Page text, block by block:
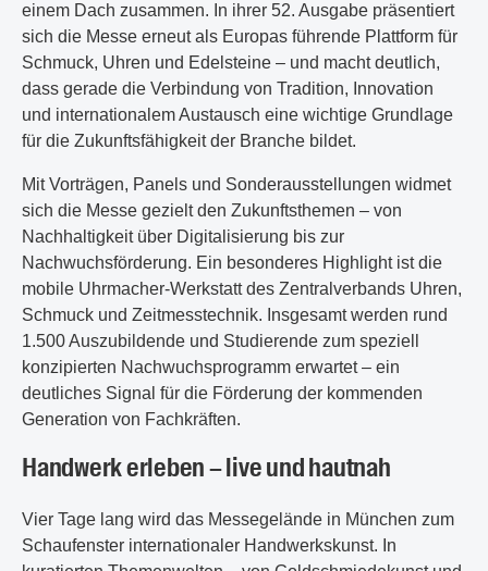
einem Dach zusammen. In ihrer 52. Ausgabe präsentiert
sich die Messe erneut als Europas führende Plattform für
Schmuck, Uhren und Edelsteine – und macht deutlich,
dass gerade die Verbindung von Tradition, Innovation
und internationalem Austausch eine wichtige Grundlage
für die Zukunftsfähigkeit der Branche bildet.
Mit Vorträgen, Panels und Sonderausstellungen widmet
sich die Messe gezielt den Zukunftsthemen – von
Nachhaltigkeit über Digitalisierung bis zur
Nachwuchsförderung. Ein besonderes Highlight ist die
mobile Uhrmacher-Werkstatt des Zentralverbands Uhren,
Schmuck und Zeitmesstechnik. Insgesamt werden rund
1.500 Auszubildende und Studierende zum speziell
konzipierten Nachwuchsprogramm erwartet – ein
deutliches Signal für die Förderung der kommenden
Generation von Fachkräften.
Handwerk erleben – live und hautnah
Vier Tage lang wird das Messegelände in München zum
Schaufenster internationaler Handwerkskunst. In